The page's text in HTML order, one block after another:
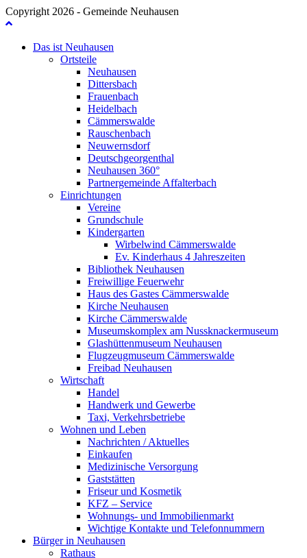
Copyright 2026 - Gemeinde Neuhausen
Das ist Neuhausen
Ortsteile
Neuhausen
Dittersbach
Frauenbach
Heidelbach
Cämmerswalde
Rauschenbach
Neuwernsdorf
Deutschgeorgenthal
Neuhausen 360°
Partnergemeinde Affalterbach
Einrichtungen
Vereine
Grundschule
Kindergarten
Wirbelwind Cämmerswalde
Ev. Kinderhaus 4 Jahreszeiten
Bibliothek Neuhausen
Freiwillige Feuerwehr
Haus des Gastes Cämmerswalde
Kirche Neuhausen
Kirche Cämmerswalde
Museumskomplex am Nussknackermuseum
Glashüttenmuseum Neuhausen
Flugzeugmuseum Cämmerswalde
Freibad Neuhausen
Wirtschaft
Handel
Handwerk und Gewerbe
Taxi, Verkehrsbetriebe
Wohnen und Leben
Nachrichten / Aktuelles
Einkaufen
Medizinische Versorgung
Gaststätten
Friseur und Kosmetik
KFZ – Service
Wohnungs- und Immobilienmarkt
Wichtige Kontakte und Telefonnummern
Bürger in Neuhausen
Rathaus